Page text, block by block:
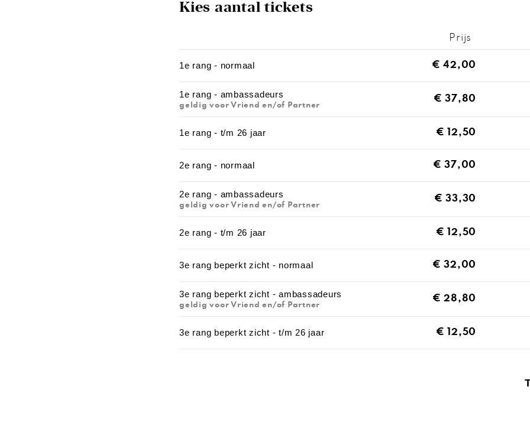
Kies aantal tickets
Prijs
1e rang - normaal € 42,00
1e rang - ambassadeurs
geldig voor Vriend en/of Partner
€ 37,80
1e rang - t/m 26 jaar € 12,50
2e rang - normaal € 37,00
2e rang - ambassadeurs
geldig voor Vriend en/of Partner
€ 33,30
2e rang - t/m 26 jaar € 12,50
3e rang beperkt zicht - normaal € 32,00
3e rang beperkt zicht - ambassadeurs
geldig voor Vriend en/of Partner
€ 28,80
3e rang beperkt zicht - t/m 26 jaar € 12,50